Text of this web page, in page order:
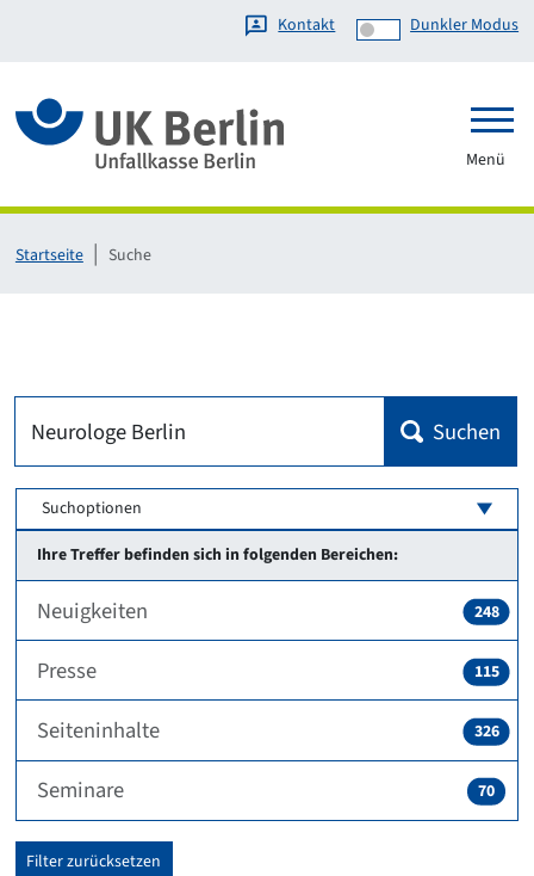
Kontakt Dunkler Modus
Menü
Startseite Suche
Suchen
Suchoptionen
Ihre Treffer befinden sich in folgenden Bereichen:
Neuigkeiten 248
Presse 115
Seiteninhalte 326
Seminare 70
Filter zurücksetzen